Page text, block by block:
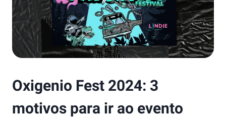
Oxigenio Fest 2024: 3
motivos para ir ao evento